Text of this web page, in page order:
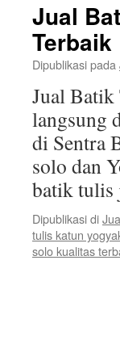
Jual
Terbaik
Dipublikasi pada
Jual
langsung
di Sentra
solo dan
batik tulis
Dipublikasi di
tulis katun
solo kualitas